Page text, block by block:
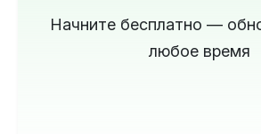
Начните бесплатно —
любое время